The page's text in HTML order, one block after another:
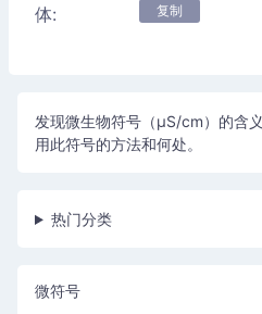
体:
复制
发现微生物符号（µS/cm）的含
用此符号的方法和何处。
热门分类
微符号